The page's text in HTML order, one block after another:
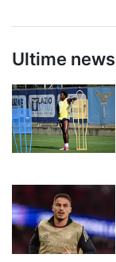
Ultime news